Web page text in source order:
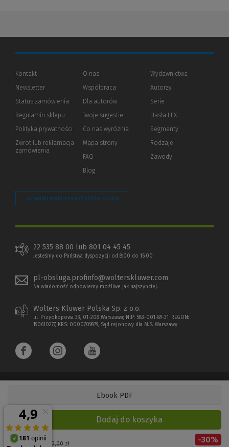
Ebook PDF
Cena regularna: 63,00zł
-30%
Dodaj do koszyka
Kontakt
Newsletter
Status zamówienia
Regulamin sklepu
Polityka prywatności (Nowe
(Link
innej
Zwrot lub reklamacja
zamówienia
O nas
Współpraca
Dla autorów(Nowe
(Link
innej
strony)
Twoje sugestie
Co nas wyróżnia
Mapa strony
FAQ
Blog
Wydawnictwa
Autorzy
Serie
Hasła LEX
Segmenty
Rodzaje
Zawody
Zarządzaj preferencjami plików cookie
22 535 88 00 lub 801 04 45 45
Jesteśmy do Państwa dyspozycji od 8:00 do 16:00
pl-obsluga.profinfo@wolterskluwer.com
Na wiadomość odpowiemy możliwe jak najszybciej.
Wolters Kluwer Polska Sp. z o.o.
ul. Przyokopowa 33, 01-208 Warszawa; NIP: 583-001-89-31, REGON:
190610277, KRS: 0000709879, Sąd rejonowy dla M.S. Warszawy
Copyright 1997 - 2026 Wolters Kluwer Polska Sp. z o.o.
Płatności elektroniczne
(Nowe
(Link